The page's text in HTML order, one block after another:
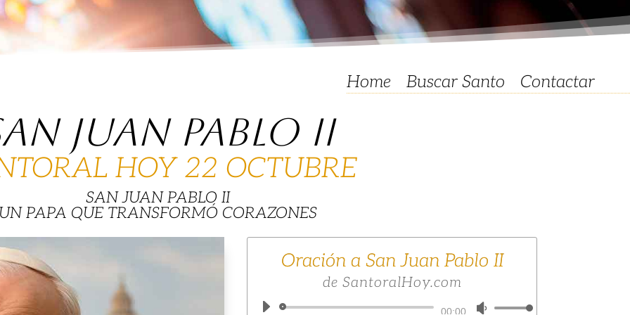
Home Buscar Santo Contactar
JUAN PABLO ii
HOY 22 OCTUBRE
SAN JUAN PABLO II
PAPA QUE TRANSFORMÓ CORAZONES
Oración a San Juan Pablo II
de SantoralHoy.com
Reproductor
00:00 Utiliza